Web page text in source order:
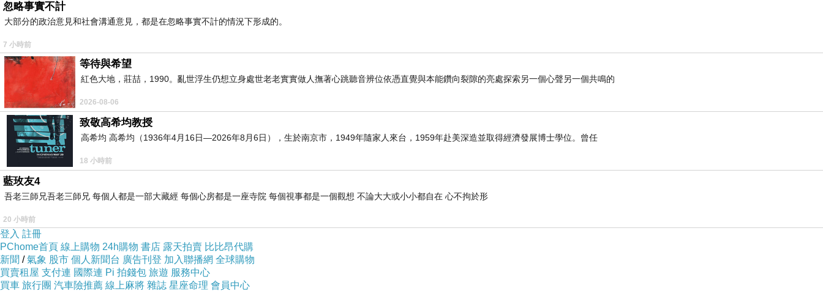
淑嘉的串燒雞肉沙拉，看起來很厲害，很有儀式感。
忽略事實不計
大部分的政治意見和社會溝通意見，都是在忽略事實不計的情況下形成的。
7 小時前
等待與希望
紅色大地，莊喆，1990。亂世浮生仍想立身處世老老實實做人撫著心跳聽音辨位依憑直覺與本能鑽向裂隙的亮處探索另一個心聲另一個共鳴的
2026-08-06
致敬高希均教授
高希均 高希均（1936年4月16日—2026年8月6日），生於南京市，1949年隨家人來台，1959年赴美深造並取得經濟發展博士學位。曾任
18 小時前
藍玫友4
吾老三師兄吾老三師兄 每個人都是一部大藏經 每個心房都是一座寺院 每個視事都是一個觀想 不論大大或小小都自在 心不拘於形
20 小時前
登入 註冊
PChome首頁 線上購物 24h購物 書店 露天拍賣 比比昂代購
新聞 /氣象 股市 個人新聞台 廣告刊登 加入聯播網 全球購物
買賣租屋 支付連 國際連 Pi 拍錢包 旅遊 服務中心
買車 旅行團 汽車險推薦 線上麻將 雜誌 星座命理 會員中心